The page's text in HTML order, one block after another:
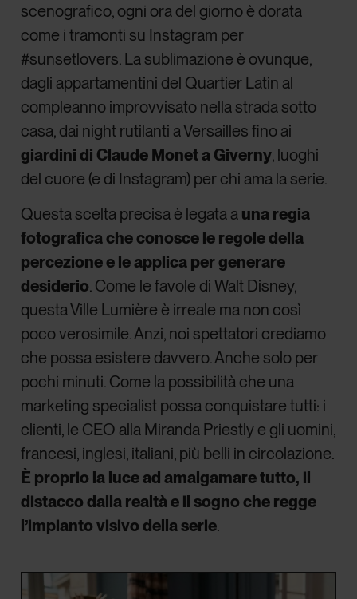
scenografico, ogni ora del giorno è dorata
come i tramonti su Instagram per
#sunsetlovers. La sublimazione è ovunque,
dagli appartamentini del Quartier Latin al
compleanno improvvisato nella strada sotto
casa, dai night rutilanti a Versailles fino ai
giardini di Claude Monet a Giverny, luoghi
del cuore (e di Instagram) per chi ama la serie.
Questa scelta precisa è legata a una regia
fotografica che conosce le regole della
percezione e le applica per generare
desiderio. Come le favole di Walt Disney,
questa Ville Lumière è irreale ma non così
poco verosimile. Anzi, noi spettatori crediamo
che possa esistere davvero. Anche solo per
pochi minuti. Come la possibilità che una
marketing specialist possa conquistare tutti: i
clienti, le CEO alla Miranda Priestly e gli uomini,
francesi, inglesi, italiani, più belli in circolazione.
È proprio la luce ad amalgamare tutto, il
distacco dalla realtà e il sogno che regge
l’impianto visivo della serie.